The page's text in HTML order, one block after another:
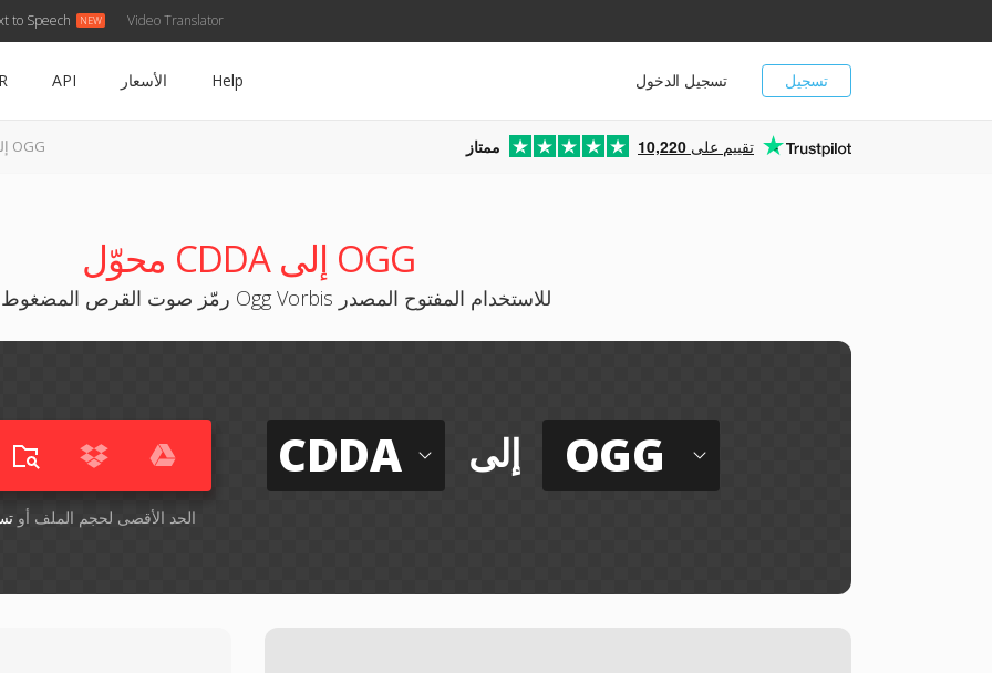
to Speech Video Translator
تسجيل تسجيل الدخول API الأسعار Help
CDDA إلى OGG ممتاز 10,220 تقييم على
محوّل CDDA إلى OGG
رمّز صوت القرص المضغوط بصيغة Ogg Vorbis للاستخدام المفتوح المصدر
أسقِط الملفات هنا. 1 GB الحد الأقصى لحجم الملف أو
CDDA إلى OGG